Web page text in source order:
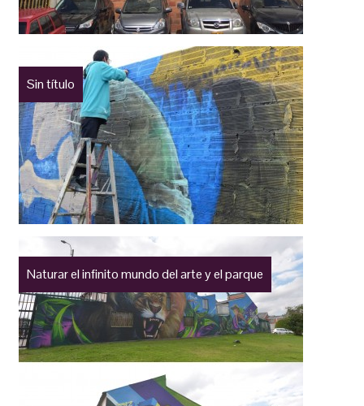
Sin título
Naturar el infinito mundo del arte y el parque